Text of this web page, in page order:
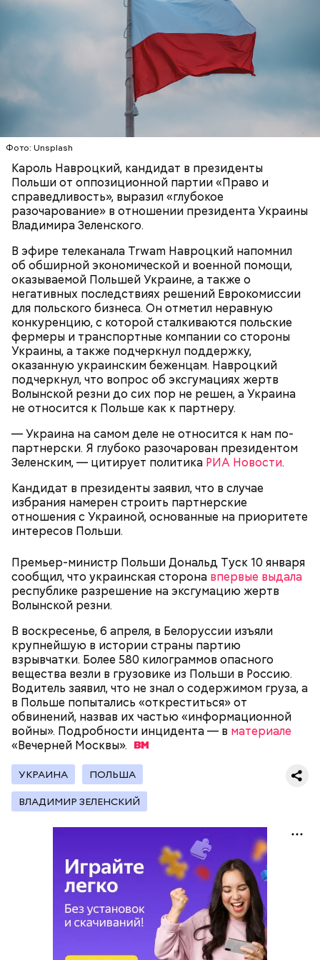
Фото: Unsplash
Кароль Навроцкий, кандидат в президенты
Польши от оппозиционной партии «Право и
справедливость», выразил «глубокое
разочарование» в отношении президента Украины
Владимира Зеленского.
В эфире телеканала Trwam Навроцкий напомнил
об обширной экономической и военной помощи,
оказываемой Польшей Украине, а также о
негативных последствиях решений Еврокомиссии
для польского бизнеса. Он отметил неравную
конкуренцию, с которой сталкиваются польские
фермеры и транспортные компании со стороны
Украины, а также подчеркнул поддержку,
оказанную украинским беженцам. Навроцкий
подчеркнул, что вопрос об эксгумациях жертв
Волынской резни до сих пор не решен, а Украина
не относится к Польше как к партнеру.
— Украина на самом деле не относится к нам по-
партнерски. Я глубоко разочарован президентом
Зеленским, — цитирует политика РИА Новости.
Кандидат в президенты заявил, что в случае
избрания намерен строить партнерские
отношения с Украиной, основанные на приоритете
интересов Польши.
Премьер-министр Польши Дональд Туск 10 января
сообщил, что украинская сторона впервые выдала
республике разрешение на эксгумацию жертв
Волынской резни.
В воскресенье, 6 апреля, в Белоруссии изъяли
крупнейшую в истории страны партию
взрывчатки. Более 580 килограммов опасного
вещества везли в грузовике из Польши в Россию.
Водитель заявил, что не знал о содержимом груза, а
в Польше попытались «откреститься» от
обвинений, назвав их частью «информационной
войны». Подробности инцидента — в материале
«Вечерней Москвы».
УКРАИНА ПОЛЬША
ВЛАДИМИР ЗЕЛЕНСКИЙ
Люсиль Рандон (118 лет)
Фото: public domain
Француженка Люсиль Рандон родилась 11 февраля
долгожительницы была сестра-близнец, которая
умерла в 18-месячном возрасте. В 1916 году Рандон
работала гувернанткой в марсельской семье, а в
1920 году переехала в Версаль, где была на
протяжении 16 лет учителем в двух семьях. В 1923
году она стала послушницей в монастыре и спустя
20 лет приняла монашество в одном из парижских
монастырей.
В 1945 году женщина устроилась в больницу в
городе Виши, став помогать сиротам и старикам,
где трудилась 28 лет. В конце 1970-х она поступила
в монастырь в Савойе, а в 2009 году в возрасте 105
лет перешла в другой монастырь в Тулоне. Однако
в 2010-х годах она была слепой и прикованной к
инвалидному креслу, из-за чего была вынуждена
переехать в дом престарелых. В 2021 году Рандон
заболела COVID-19, однако болезнь протекала
бессимптомно и она смогла оправиться. 17 января
2023 года Люсиль Рандон умерла во сне, совсем
немного не дожив до 119 лет.
Сара Носс (119 лет)
Фото: wikimedia.org
На протяжении всей истории человечества часто
возникали различные секты, которые оказывали
сильное влияние на общество. И если часть из этих
культов были относительно безобидны, то
некоторые оказывались настолько опасными, что
лишали своих сторонников рассудка, имущества и